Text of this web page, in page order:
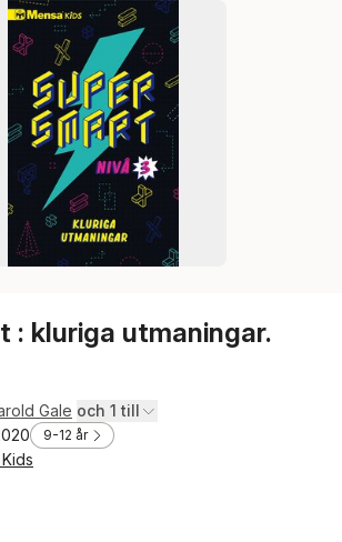
: kluriga utmaningar.
Gale och 1 till
9-12 år
antal röster: